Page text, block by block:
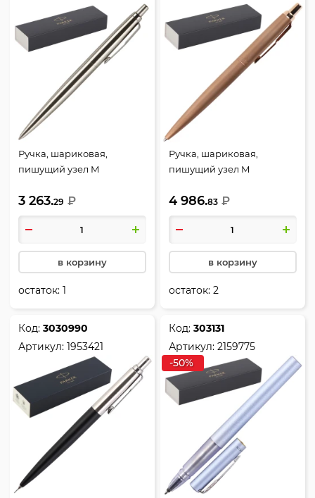
Ручка, шариковая,
пишущий узел M
чернил синий, XL SE20
GREY CT BP M BLU GB,
Jotter, Parker, 2122756
3 263.29 ₽
в корзину
остаток:1
Ручка, шариковая,
пишущий узел M
чернил синий, XL SE20
PINK GLD PGT BP M BLU
GB, Jotter, Parker, 2122755
4 986.83 ₽
в корзину
остаток:2
Код:3030990
Артикул:1953421
Код:303131
Артикул:2159775
-50%